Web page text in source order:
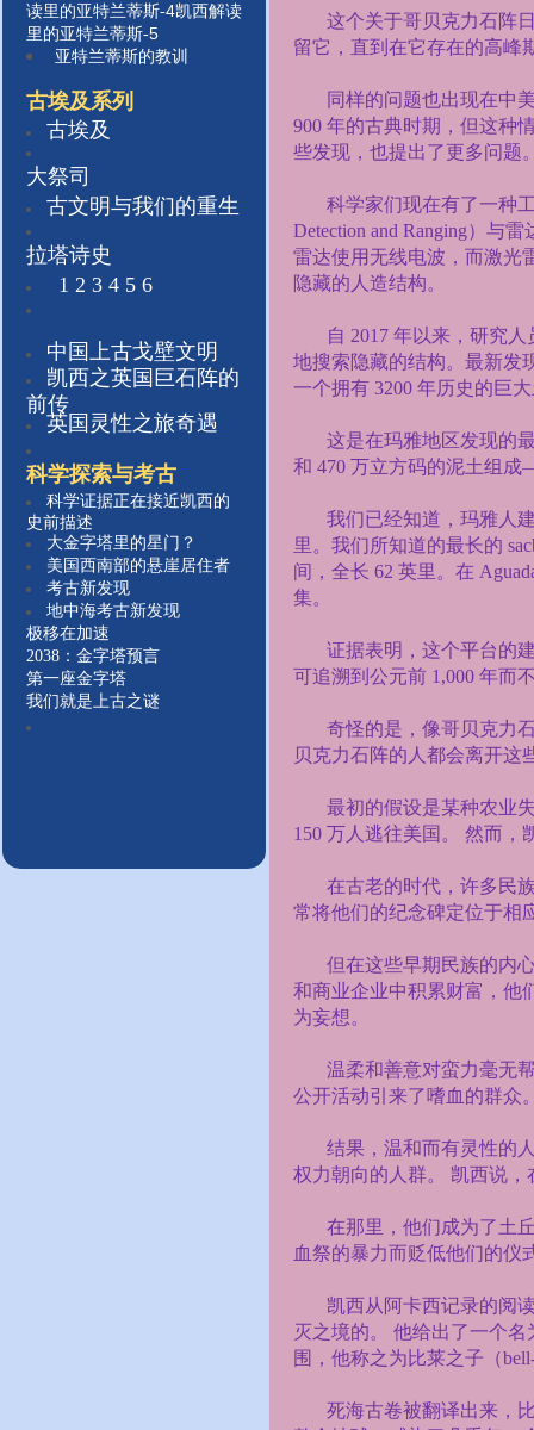
这个关于哥贝克力石阵
留它，直到在它存在的高峰
同样的问题也出现在中
900 年的古典时期，但这种
些发现，也提出了更多问题
科学家们现在有了一种
Detection and Ranging）与雷
雷达使用无线电波，而激光
隐藏的人造结构。
自 2017 年以来，研究人
地搜索隐藏的结构。最新发
一个拥有 3200 年历史的巨
这是在玛雅地区发现的
和 470 万立方码的泥土组
我们已经知道，玛雅人
里。我们所知道的最长的
间，全长 62 英里。在
集。
证据表明，这个平台的
可追溯到公元前 1,000 年而
奇怪的是，像哥贝克力
贝克力石阵的人都会离开这
最初的假设是某种农业
150 万人逃往美国。 然而，
在古老的时代，许多民
常将他们的纪念碑定位于相
但在这些早期民族的内
和商业企业中积累财富，他
为妄想。
温柔和善意对蛮力毫无
公开活动引来了嗜血的群众
结果，温和而有灵性的
权力朝向的人群。 凯西说
在那里，他们成为了土
血祭的暴力而贬低他们的仪
凯西从阿卡西记录的阅
灭之境的。 他给出了一个
围，他称之为比莱之子（
死海古卷被翻译出来，
读里的亚特兰蒂斯-4凯西解读
里的亚特兰蒂斯-5
亚特兰蒂斯的教训
古埃及系列
古埃及
大祭司
古文明与我们的重生
拉塔诗史
1 2 3 4 5 6
中国上古戈壁文明
凯西之英国巨石 阵的
前传
英国灵性之旅奇遇
科学探索与考古
科学证据正在接近凯西的
史前描述
大金字塔里的星门？
美国西南部的悬崖居住者
考古新发现
地中海考古新发现
极移在加速
2038：金字塔预言
第一座金字塔
我们就是上古之谜